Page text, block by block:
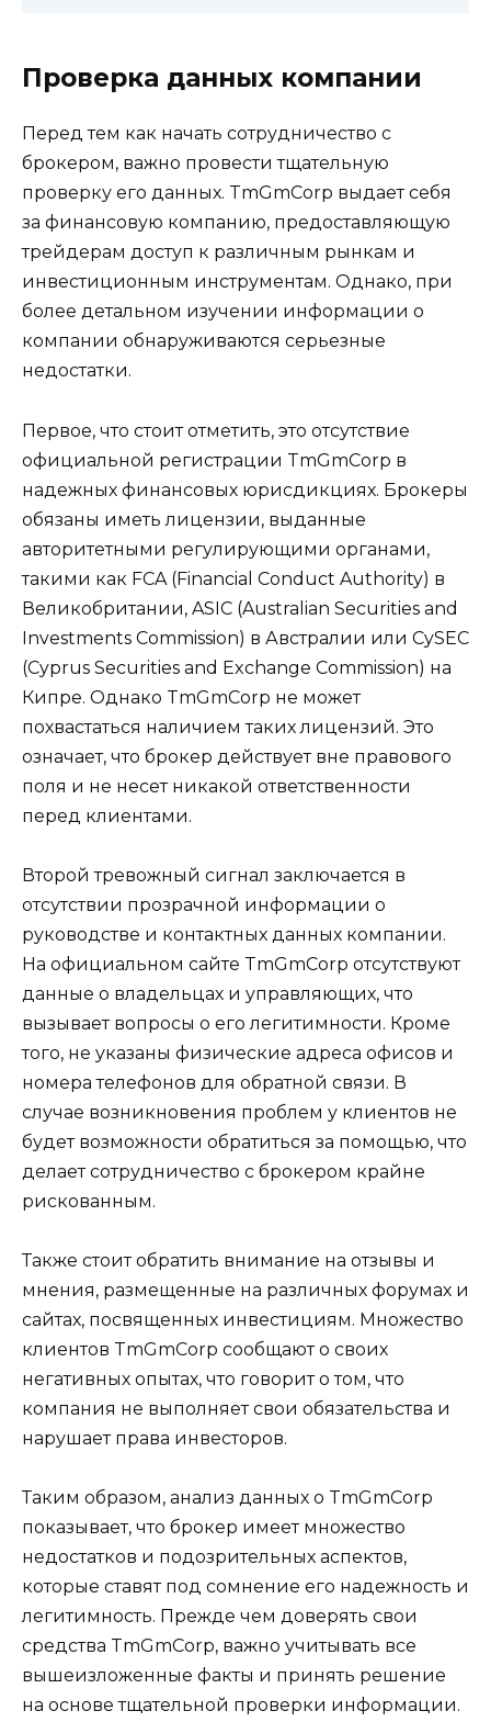
Проверка данных компании
Перед тем как начать сотрудничество с
брокером, важно провести тщательную
проверку его данных. TmGmCorp выдает себя
за финансовую компанию, предоставляющую
трейдерам доступ к различным рынкам и
инвестиционным инструментам. Однако, при
более детальном изучении информации о
компании обнаруживаются серьезные
недостатки.
Первое, что стоит отметить, это отсутствие
официальной регистрации TmGmCorp в
надежных финансовых юрисдикциях. Брокеры
обязаны иметь лицензии, выданные
авторитетными регулирующими органами,
такими как FCA (Financial Conduct Authority) в
Великобритании, ASIC (Australian Securities and
Investments Commission) в Австралии или CySEC
(Cyprus Securities and Exchange Commission) на
Кипре. Однако TmGmCorp не может
похвастаться наличием таких лицензий. Это
означает, что брокер действует вне правового
поля и не несет никакой ответственности
перед клиентами.
Второй тревожный сигнал заключается в
отсутствии прозрачной информации о
руководстве и контактных данных компании.
На официальном сайте TmGmCorp отсутствуют
данные о владельцах и управляющих, что
вызывает вопросы о его легитимности. Кроме
того, не указаны физические адреса офисов и
номера телефонов для обратной связи. В
случае возникновения проблем у клиентов не
будет возможности обратиться за помощью, что
делает сотрудничество с брокером крайне
рискованным.
Также стоит обратить внимание на отзывы и
мнения, размещенные на различных форумах и
сайтах, посвященных инвестициям. Множество
клиентов TmGmCorp сообщают о своих
негативных опытах, что говорит о том, что
компания не выполняет свои обязательства и
нарушает права инвесторов.
Таким образом, анализ данных о TmGmCorp
показывает, что брокер имеет множество
недостатков и подозрительных аспектов,
которые ставят под сомнение его надежность и
легитимность. Прежде чем доверять свои
средства TmGmCorp, важно учитывать все
вышеизложенные факты и принять решение
на основе тщательной проверки информации.